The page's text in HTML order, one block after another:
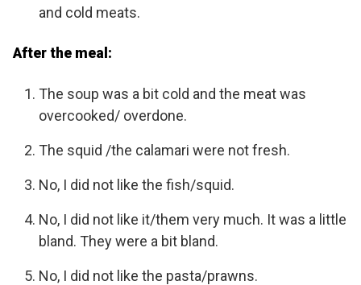
and cold meats.
After the meal:
The soup was a bit cold and the meat was
overcooked/ overdone.
The squid /the calamari were not fresh.
No, I did not like the fish/squid.
No, I did not like it/them very much. It was a little
bland. They were a bit bland.
No, I did not like the pasta/prawns.